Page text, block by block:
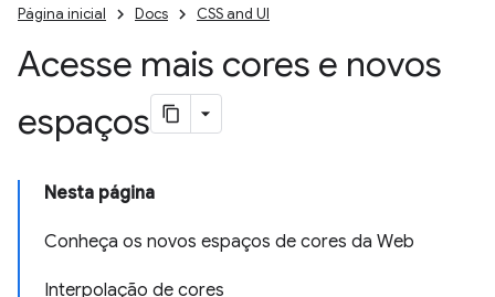
Página inicial Docs CSS and UI
Acesse mais cores e novos
espaços
Nesta página
Conheça os novos espaços de cores da Web
Interpolação de cores